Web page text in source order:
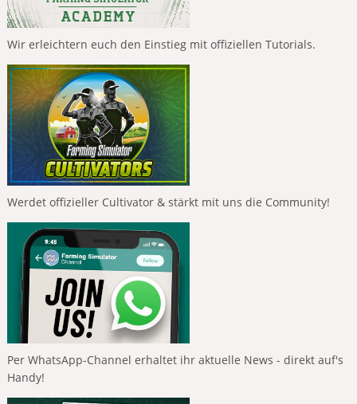
Wir erleichtern euch den Einstieg mit offiziellen Tutorials.
Werdet offizieller Cultivator & stärkt mit uns die Community!
Per WhatsApp-Channel erhaltet ihr aktuelle News - direkt auf's
Handy!